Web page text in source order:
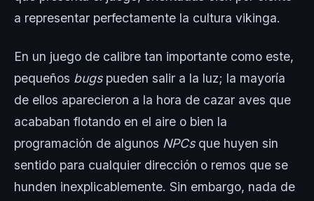
a representar perfectamente la cultura vikinga.
En un juego de calibre tan importante como este,
pequeños bugs pueden salir a la luz; la mayoría
de ellos aparecieron a la hora de cazar aves que
acababan flotando en el aire o bien la
programación de algunos NPCs que huyen sin
sentido para cualquier dirección o remos que se
hunden inexplicablemente. Sin embargo, nada de